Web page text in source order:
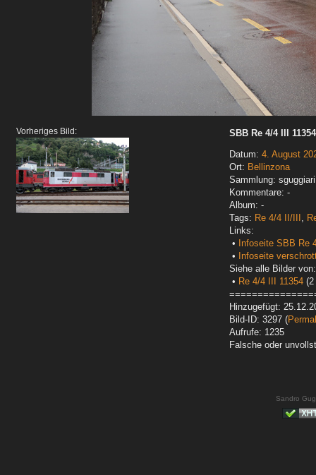
Vorheriges Bild:
SBB Re 4/4 III 11354
Datum: 4. August
Ort: Bellinzona
Sammlung:
Kommentare: -
Album: -
Tags: Re 4/4 II/III ,
Links:
•
Infoseite SBB Re
•
Infoseite
Siehe alle Bilder von:
• Re 4/4 III 11354 (2
Hinzugefügt:
Bild-ID: 3297 (
Aufrufe: 1235
Falsche oder
Sandro